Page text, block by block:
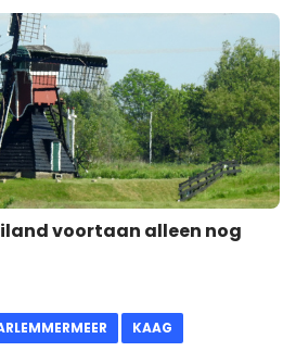
voortaan alleen nog
KAAG